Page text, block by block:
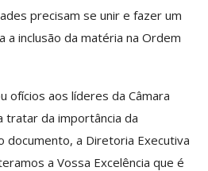
precisam se unir e fazer um
a inclusão da matéria na Ordem
ofícios aos líderes da Câmara
tratar da importância da
documento, a Diretoria Executiva
a Vossa Excelência que é